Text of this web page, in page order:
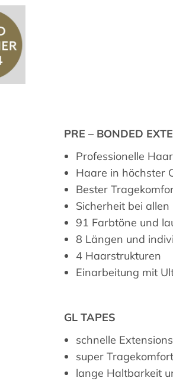
PRE – BONDED
Professionelle
Haare in höchster
Bester
Sicherheit bei
91 Farbtöne und
8 Längen und
4 Haarstrukturen
Einarbeitung mit
GL TAPES
schnelle
super
lange Haltbarkeit